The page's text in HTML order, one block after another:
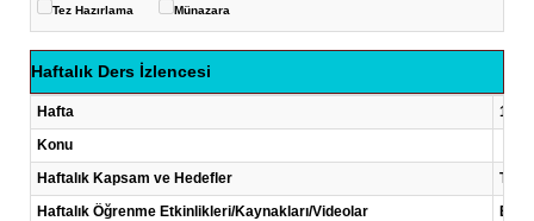
Tez Hazırlama Münazara
Haftalık Ders İzlencesi
Hafta
1
Konu
Haftalık Kapsam ve Hedefler
Haftalık Öğrenme Etkinlikleri/Kaynakları/Videolar